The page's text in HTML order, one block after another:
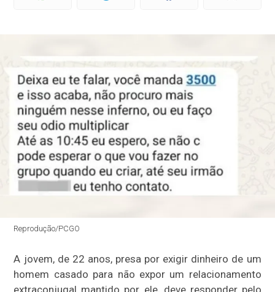
Reprodução/PCGO
A jovem, de 22 anos, presa por exigir dinheiro de um
homem casado para não expor um relacionamento
extraconjugal mantido por ele, deve responder pelo